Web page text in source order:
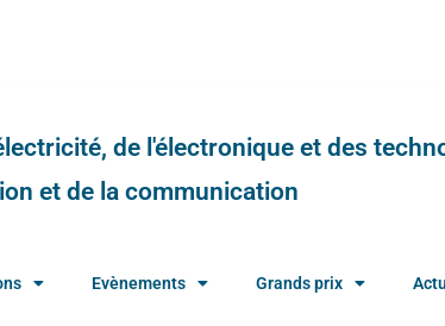
de l'électronique et des
et de la communication
Evènements Grands prix